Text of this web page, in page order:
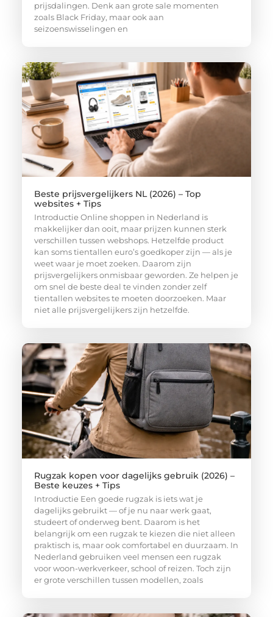
prijsdalingen. Denk aan grote sale momenten
zoals Black Friday, maar ook aan
seizoenswisselingen en
Beste prijsvergelijkers NL (2026) – Top
websites + Tips
Introductie Online shoppen in Nederland is
makkelijker dan ooit, maar prijzen kunnen sterk
verschillen tussen webshops. Hetzelfde product
kan soms tientallen euro’s goedkoper zijn — als je
weet waar je moet zoeken. Daarom zijn
prijsvergelijkers onmisbaar geworden. Ze helpen je
om snel de beste deal te vinden zonder zelf
tientallen websites te moeten doorzoeken. Maar
niet alle prijsvergelijkers zijn hetzelfde.
Rugzak kopen voor dagelijks gebruik (2026) –
Beste keuzes + Tips
Introductie Een goede rugzak is iets wat je
dagelijks gebruikt — of je nu naar werk gaat,
studeert of onderweg bent. Daarom is het
belangrijk om een rugzak te kiezen die niet alleen
praktisch is, maar ook comfortabel en duurzaam. In
Nederland gebruiken veel mensen een rugzak
voor woon-werkverkeer, school of reizen. Toch zijn
er grote verschillen tussen modellen, zoals